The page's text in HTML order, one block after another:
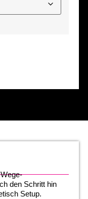
den Schritt hin
Setup.